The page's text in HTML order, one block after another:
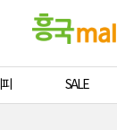
SALE